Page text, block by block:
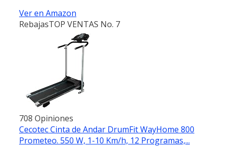
Ver en Amazon
RebajasTOP VENTAS No. 7
708 Opiniones
Cecotec Cinta de Andar DrumFit WayHome 800
Prometeo. 550 W, 1-10 Km/h, 12 Programas,...